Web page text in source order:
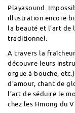
Playasound.
illustration encore
la beauté et l’art de
traditionnel.
A travers la
découvre leurs
orgue à bouche,
d’amour, chant de
l’art de séduire le
chez les Hmong du